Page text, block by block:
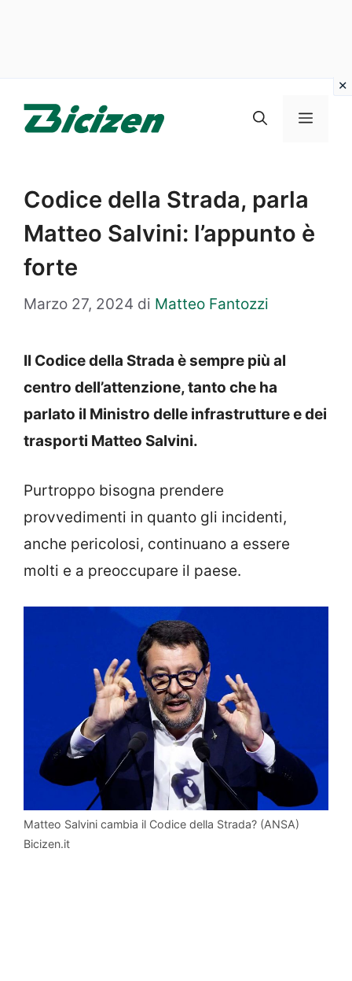
Menu
Codice della Strada, parla
Matteo Salvini: l’appunto è
forte
Marzo 27, 2024 di Matteo Fantozzi
Il Codice della Strada è sempre più al
centro dell’attenzione, tanto che ha
parlato il Ministro delle infrastrutture e dei
trasporti Matteo Salvini.
Purtroppo bisogna prendere
provvedimenti in quanto gli incidenti,
anche pericolosi, continuano a essere
molti e a preoccupare il paese.
Matteo Salvini cambia il Codice della Strada? (ANSA)
Bicizen.it